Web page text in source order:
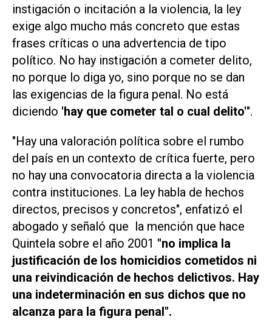
instigación o incitación a la violencia, la ley
exige algo mucho más concreto que estas
frases críticas o una advertencia de tipo
político. No hay instigación a cometer delito,
no porque lo diga yo, sino porque no se dan
las exigencias de la figura penal. No está
diciendo 'hay que cometer tal o cual delito'".
"Hay una valoración política sobre el rumbo
del país en un contexto de crítica fuerte, pero
no hay una convocatoria directa a la violencia
contra instituciones. La ley habla de hechos
directos, precisos y concretos", enfatizó el
abogado y señaló que la mención que hace
Quintela sobre el año 2001 "no implica la
justificación de los homicidios cometidos ni
una reivindicación de hechos delictivos. Hay
una indeterminación en sus dichos que no
alcanza para la figura penal".